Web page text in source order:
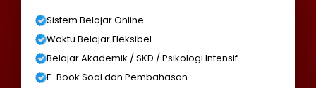
Sistem Belajar Online
Waktu Belajar Fleksibel
Belajar Akademik / SKD / Psikologi Intensif
E-Book Soal dan Pembahasan